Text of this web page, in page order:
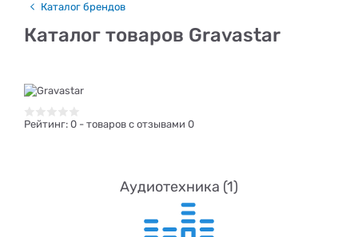
Каталог брендов
Каталог товаров Gravastar
Рейтинг: 0 - товаров с отзывами 0
Аудиотехника (1)